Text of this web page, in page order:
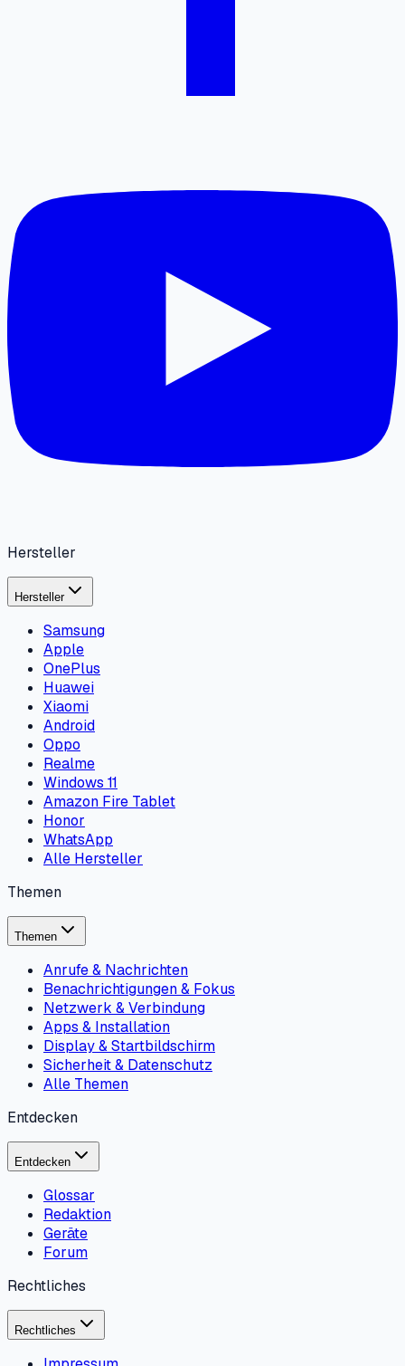
Hersteller
Hersteller
Samsung
Apple
OnePlus
Huawei
Xiaomi
Android
Oppo
Realme
Windows 11
Amazon Fire Tablet
Honor
WhatsApp
Alle Hersteller
Themen
Themen
Anrufe & Nachrichten
Benachrichtigungen & Fokus
Netzwerk & Verbindung
Apps & Installation
Display & Startbildschirm
Sicherheit & Datenschutz
Alle Themen
Entdecken
Entdecken
Glossar
Redaktion
Geräte
Forum
Rechtliches
Rechtliches